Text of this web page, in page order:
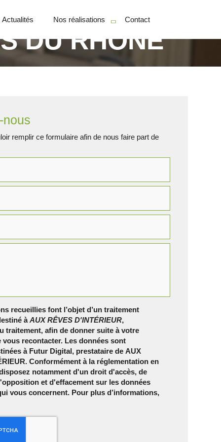
Actualités Nos réalisations
Particuliers
Contact
DU RHÔNE
nous
remplir ce formulaire afin de nous faire part de
recueillies font l’objet d’un traitement
àAUX RÊVES D'INTÉRIEUR,
traitement, afin de donner suite à votre
vous recontacter. Les données sont
à Futur Digital, prestataire de AUX
Conformément à la réglementation en
notamment d'un droit d'accès, de
et d'effacement sur les données
vous concernent. Pour plus d’informations,